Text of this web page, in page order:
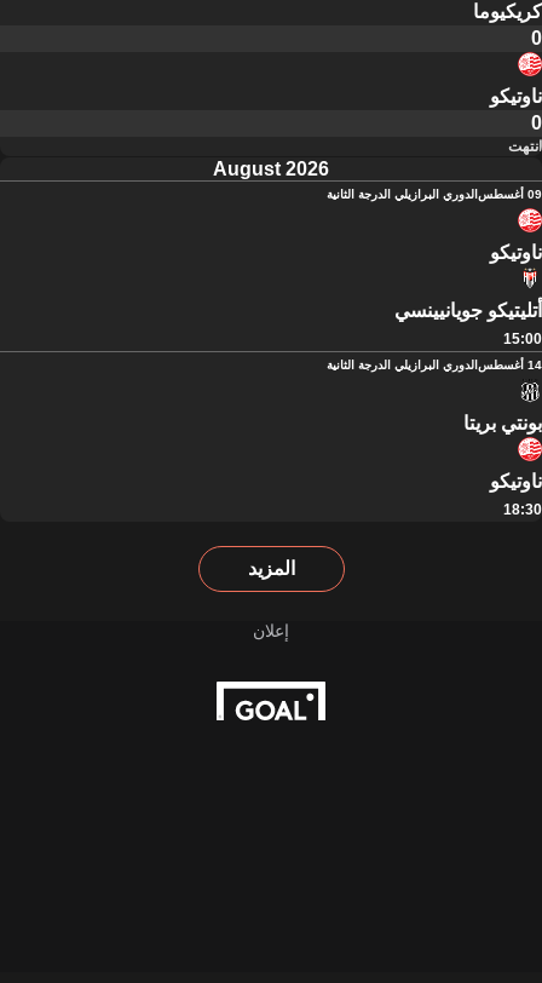
كريكيوما
0
ناوتيكو
0
انتهت
August 2026
09 أغسطس الدوري البرازيلي الدرجة الثانية
ناوتيكو
أتليتيكو جويانيينسي
15:00
14 أغسطس الدوري البرازيلي الدرجة الثانية
بونتي بريتا
ناوتيكو
18:30
المزيد